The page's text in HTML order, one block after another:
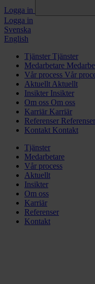
Logga in
Logga in
Svenska
English
Tjänster Tjänster
Medarbetare
Vår process Vår
Aktuellt Aktuellt
Insikter Insikter
Om oss Om oss
Karriär Karriär
Referenser Referenser
Kontakt Kontakt
Tjänster
Medarbetare
Vår process
Aktuellt
Insikter
Om oss
Karriär
Referenser
Kontakt